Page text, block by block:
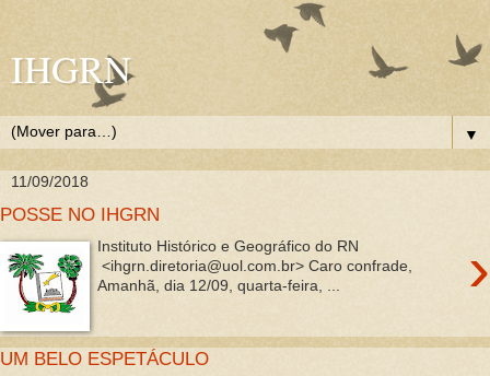
IHGRN
▼
11/09/2018
POSSE NO IHGRN
›
Instituto Histórico e Geográfico do RN
<ihgrn.diretoria@uol.com.br> Caro confrade,
Amanhã, dia 12/09, quarta-feira, ...
UM BELO ESPETÁCULO